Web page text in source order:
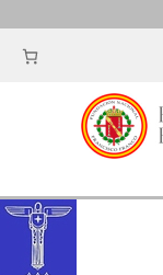
al
contenido